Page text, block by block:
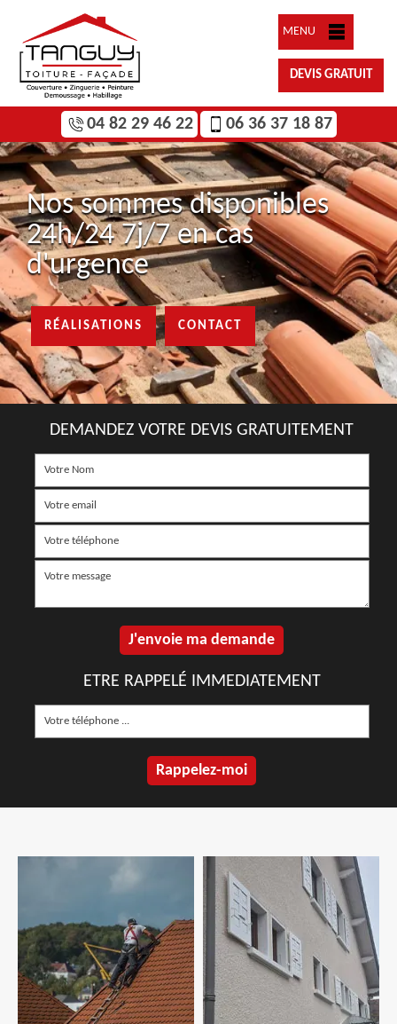
MENU
DEVIS GRATUIT
04 82 29 46 22 06 36 37 18 87
Nos sommes disponibles
24h/24 7j/7 en cas
d'urgence
RÉALISATIONS CONTACT
DEMANDEZ VOTRE DEVIS GRATUITEMENT
ETRE RAPPELÉ IMMEDIATEMENT